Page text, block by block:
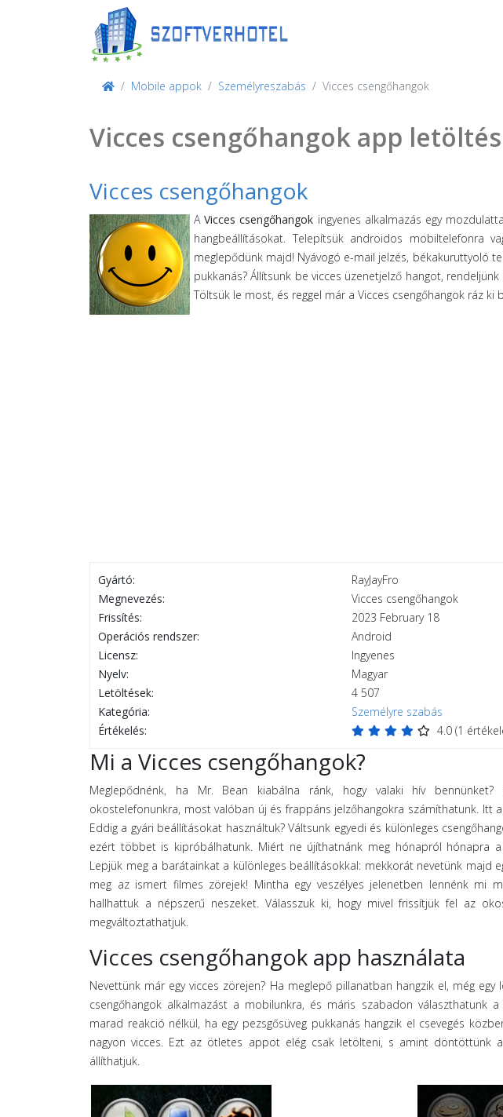
Mobile appok Személyreszabás Vicces csengőhangok
Vicces csengőhangok app letöltés
Vicces csengőhangok
AVicces csengőhangok ingyenes alkalmazás egy
hangbeállításokat. Telepítsük androidos mobiltelefonra
meglepődünk majd! Nyávogó e-mail jelzés, békakuruttyoló
pukkanás? Állítsunk be vicces üzenetjelző hangot,
Töltsük le most, és reggel már a Vicces csengőhangok ráz ki
Gyártó:
RayJayFro
Megnevezés:
Vicces csengőhangok
Frissítés:
2023 February 18
Operációs rendszer:
Android
Licensz:
Ingyenes
Nyelv:
Magyar
Letöltések:
4 507
Kategória:
Személyre szabás
Értékelés:
4.0 (1
Mi a Vicces csengőhangok?
Meglepődnénk, ha Mr. Bean kiabálna ránk, hogy valaki hív
okostelefonunkra, most valóban új és frappáns jelzőhangokra számíthatunk. Itt
Eddig a gyári beállításokat használtuk? Váltsunk egyedi és különleges
ezért többet is kipróbálhatunk. Miért ne újíthatnánk meg hónapról hónapra a
Lepjük meg a barátainkat a különleges beállításokkal: mekkorát nevetünk majd
meg az ismert filmes zörejek! Mintha egy veszélyes jelenetben lennénk mi
hallhattuk a népszerű neszeket. Válasszuk ki, hogy mivel frissítjük fel az
megváltoztathatjuk.
Vicces csengőhangok app használata
Nevettünk már egy vicces zörejen? Ha meglepő pillanatban hangzik el, még
csengőhangok alkalmazást a mobilunkra, és máris szabadon választhatunk
marad reakció nélkül, ha egy pezsgősüveg pukkanás hangzik el csevegés
nagyon vicces. Ezt az ötletes appot elég csak letölteni, s amint döntöttünk
állíthatjuk.